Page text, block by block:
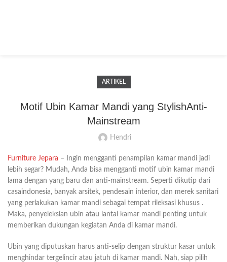
ARTIKEL
Motif Ubin Kamar Mandi yang StylishAnti-
Mainstream
Hendri
Furniture Jepara – Ingin mengganti penampilan kamar mandi jadi
lebih segar? Mudah, Anda bisa mengganti motif ubin kamar mandi
lama dengan yang baru dan anti-mainstream. Seperti dikutip dari
casaindonesia, banyak arsitek, pendesain interior, dan merek sanitari
yang perlakukan kamar mandi sebagai tempat rileksasi khusus .
Maka, penyeleksian ubin atau lantai kamar mandi penting untuk
memberikan dukungan kegiatan Anda di kamar mandi.
Ubin yang diputuskan harus anti-selip dengan struktur kasar untuk
menghindar tergelincir atau jatuh di kamar mandi. Nah, siap pilih